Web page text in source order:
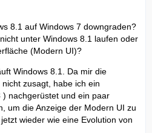
8.1 auf Windows 7 downgraden?
unter Windows 8.1 laufen oder
(Modern UI)?
Windows 8.1. Da mir die
zusagt, habe ich ein
nachgerüstet und ein paar
um die Anzeige der Modern UI zu
wieder wie eine Evolution von